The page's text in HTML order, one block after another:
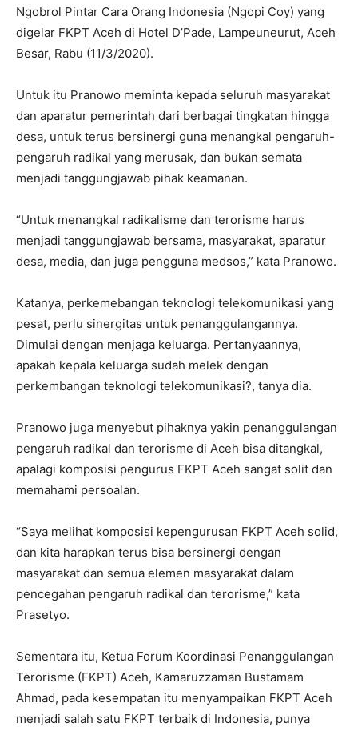
Ngobrol Pintar Cara Orang Indonesia (Ngopi Coy) yang
digelar FKPT Aceh di Hotel D’Pade, Lampeuneurut, Aceh
Besar, Rabu (11/3/2020).
Untuk itu Pranowo meminta kepada seluruh masyarakat
dan aparatur pemerintah dari berbagai tingkatan hingga
desa, untuk terus bersinergi guna menangkal pengaruh-
pengaruh radikal yang merusak, dan bukan semata
menjadi tanggungjawab pihak keamanan.
“Untuk menangkal radikalisme dan terorisme harus
menjadi tanggungjawab bersama, masyarakat, aparatur
desa, media, dan juga pengguna medsos,” kata Pranowo.
Katanya, perkemebangan teknologi telekomunikasi yang
pesat, perlu sinergitas untuk penanggulangannya.
Dimulai dengan menjaga keluarga. Pertanyaannya,
apakah kepala keluarga sudah melek dengan
perkembangan teknologi telekomunikasi?, tanya dia.
Pranowo juga menyebut pihaknya yakin penanggulangan
pengaruh radikal dan terorisme di Aceh bisa ditangkal,
apalagi komposisi pengurus FKPT Aceh sangat solit dan
memahami persoalan.
“Saya melihat komposisi kepengurusan FKPT Aceh solid,
dan kita harapkan terus bisa bersinergi dengan
masyarakat dan semua elemen masyarakat dalam
pencegahan pengaruh radikal dan terorisme,” kata
Prasetyo.
Sementara itu, Ketua Forum Koordinasi Penanggulangan
Terorisme (FKPT) Aceh, Kamaruzzaman Bustamam
Ahmad, pada kesempatan itu menyampaikan FKPT Aceh
menjadi salah satu FKPT terbaik di Indonesia, punya